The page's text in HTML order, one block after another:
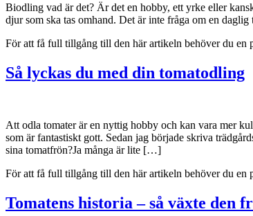
Biodling vad är det? Är det en hobby, ett yrke eller
djur som ska tas omhand. Det är inte fråga om en
För att få full tillgång till den här artikeln behöver du en
Så lyckas du med din tomatodling
Att odla tomater är en nyttig hobby och kan vara mer
som är fantastiskt gott. Sedan jag började skriva
sina tomatfrön?Ja många är lite […]
För att få full tillgång till den här artikeln behöver du en
Tomatens historia – så växte den